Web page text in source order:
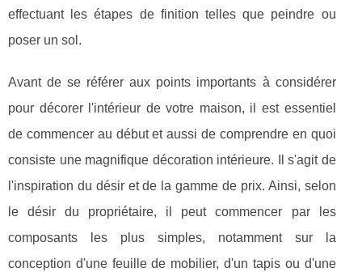
effectuant les étapes de finition telles que peindre ou
poser un sol.
Avant de se référer aux points importants à considérer
pour décorer l'intérieur de votre maison, il est essentiel
de commencer au début et aussi de comprendre en quoi
consiste une magnifique décoration intérieure. Il s'agit de
l'inspiration du désir et de la gamme de prix. Ainsi, selon
le désir du propriétaire, il peut commencer par les
composants les plus simples, notamment sur la
conception d'une feuille de mobilier, d'un tapis ou d'une